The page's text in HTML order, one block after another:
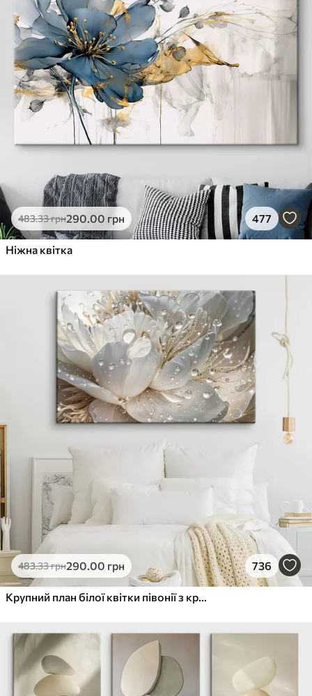
483.33грн290.00 грн 477
Ніжна квітка
483.33грн290.00 грн 736
Крупний план білої квітки півонії з крапельками води на пелюстках на розмитому фоні